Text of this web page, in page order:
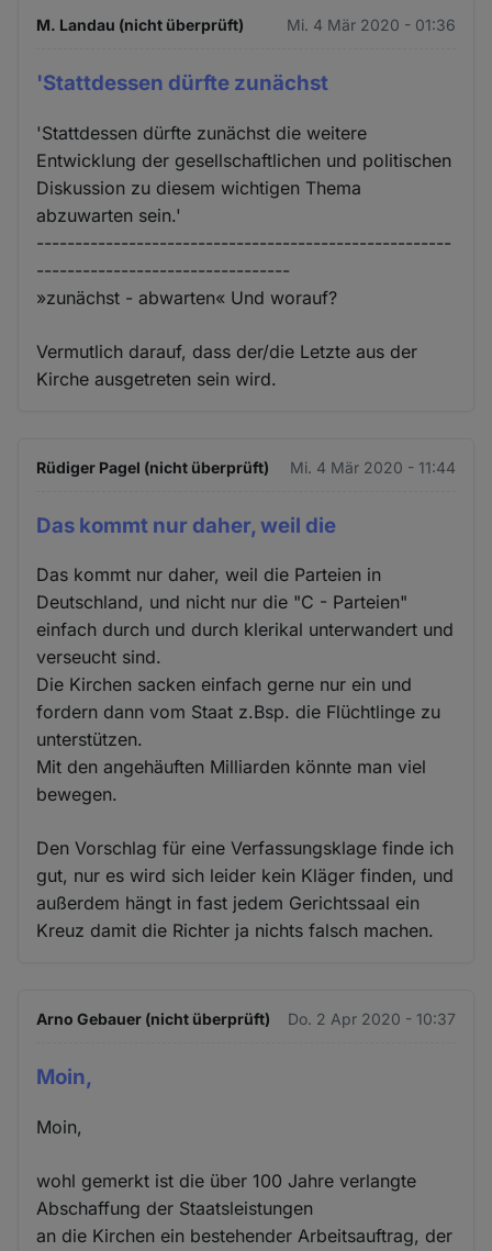
M. Landau (nicht überprüft) Mi. 4 Mär 2020 - 01:36
'Stattdessen dürfte zunächst
'Stattdessen dürfte zunächst die weitere
Entwicklung der gesellschaftlichen und politischen
Diskussion zu diesem wichtigen Thema
abzuwarten sein.'
------------------------------------------------------
---------------------------------
»zunächst - abwarten« Und worauf?
Vermutlich darauf, dass der/die Letzte aus der
Kirche ausgetreten sein wird.
Rüdiger Pagel (nicht überprüft) Mi. 4 Mär 2020 - 11:44
Das kommt nur daher, weil die
Das kommt nur daher, weil die Parteien in
Deutschland, und nicht nur die "C - Parteien"
einfach durch und durch klerikal unterwandert und
verseucht sind.
Die Kirchen sacken einfach gerne nur ein und
fordern dann vom Staat z.Bsp. die Flüchtlinge zu
unterstützen.
Mit den angehäuften Milliarden könnte man viel
bewegen.
Den Vorschlag für eine Verfassungsklage finde ich
gut, nur es wird sich leider kein Kläger finden, und
außerdem hängt in fast jedem Gerichtssaal ein
Kreuz damit die Richter ja nichts falsch machen.
Arno Gebauer (nicht überprüft) Do. 2 Apr 2020 - 10:37
Moin,
Moin,
wohl gemerkt ist die über 100 Jahre verlangte
Abschaffung der Staatsleistungen
an die Kirchen ein bestehender Arbeitsauftrag, der